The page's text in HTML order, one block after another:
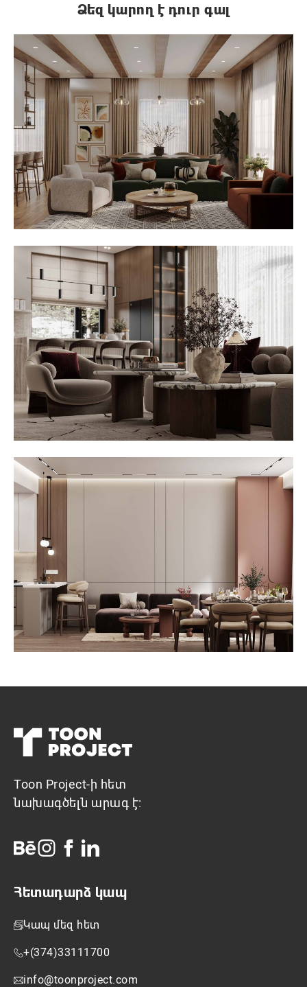
Ձեզ կարող է դուր գալ
Toon Project-ի հետ
նախագծելն արագ է:
Հետադարձ կապ
Կապ մեզ հետ
+(374)33111700
info@toonproject.com